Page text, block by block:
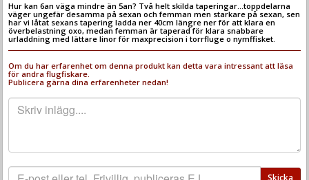
Hur kan 6an väga mindre än 5an? Två helt skilda taperingar...toppdelarna
väger ungefär desamma på sexan och femman men starkare på sexan, sen
har vi låtat sexans tapering ladda ner 40cm längre ner för att klara en
överbelastning oxo, medan femman är taperad för klara snabbare
urladdning med lättare linor för maxprecision i torrfluge o nymffisket.
Om du har erfarenhet om denna produkt kan detta vara intressant att läsa
för andra flugfiskare.
Publicera gärna dina erfarenheter nedan!
Skicka